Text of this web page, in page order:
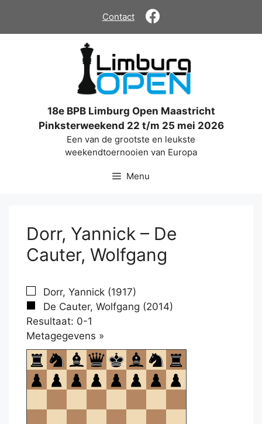
de
Contact
18e BPB Limburg Open Maastricht
Pinksterweekend 22 t/m 25 mei 2026
Een van de grootste en leukste
weekendtoernooien van Europa
Menu
Dorr, Yannick – De
Cauter, Wolfgang
Dorr, Yannick (1917)
De Cauter, Wolfgang (2014)
Resultaat: 0-1
Metagegevens »
om
te
openen.